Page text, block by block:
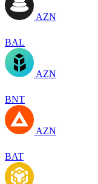
AZN
BAL
AZN
BNT
AZN
BAT